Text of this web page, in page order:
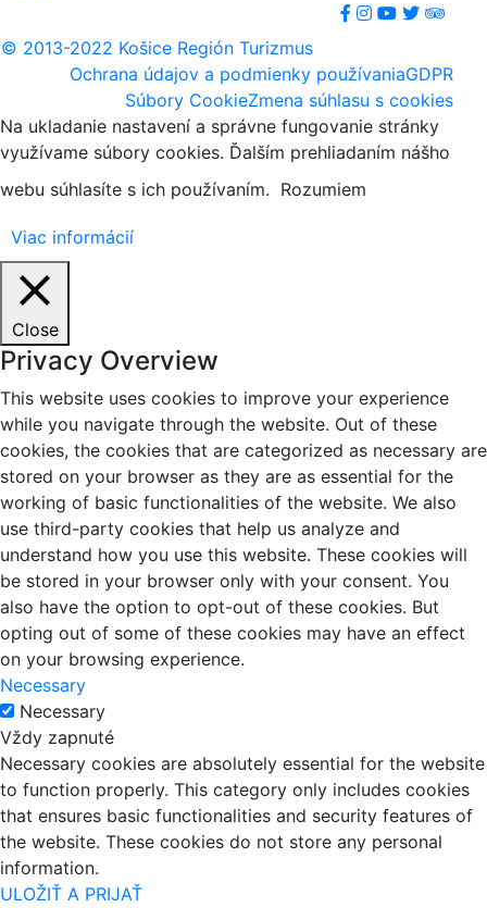
© 2013-2022 Košice Región Turizmus
Ochrana údajov a podmienky používaniaGDPR
Súbory CookieZmena súhlasu s cookies
Na ukladanie nastavení a správne fungovanie stránky
využívame súbory cookies. Ďalším prehliadaním nášho
webu súhlasíte s ich používaním. Rozumiem
Viac informácií
Close
Privacy Overview
This website uses cookies to improve your experience
while you navigate through the website. Out of these
cookies, the cookies that are categorized as necessary are
stored on your browser as they are as essential for the
working of basic functionalities of the website. We also
use third-party cookies that help us analyze and
understand how you use this website. These cookies will
be stored in your browser only with your consent. You
also have the option to opt-out of these cookies. But
opting out of some of these cookies may have an effect
on your browsing experience.
Necessary
Necessary
Vždy zapnuté
Necessary cookies are absolutely essential for the website
to function properly. This category only includes cookies
that ensures basic functionalities and security features of
the website. These cookies do not store any personal
information.
ULOŽIŤ A PRIJAŤ